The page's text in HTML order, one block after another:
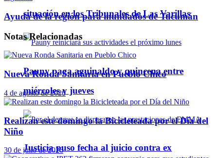
situación en los Tribunales de Las Varillas
Pauny paga aguinaldo y quincena entre
miércoles y jueves
Justicia puso fecha al juicio contra ex
Ayuda de la región para inundados de Tucumán
NotasRelacionadas
Nueva Ronda Sanitaria en Pueblo Chico
4 de agosto de 2026
Realizan este domingo la Bicicleteada por el Día del
Niño
30 de julio de 2026